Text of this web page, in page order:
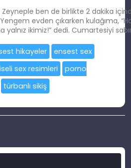
Zeyneple ben de birlikte 2 dakika
evden çıkarken kulağıma,
ikimiz!” dedi. Cumartesiyi
hikayeler
ensest sex
sex resimleri
porno
türbanlı sikiş